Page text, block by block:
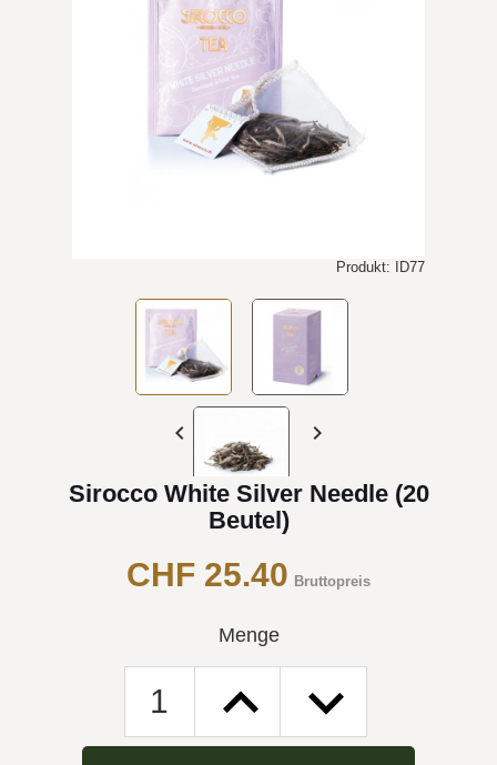
Produkt: ID77
 
Sirocco White Silver Needle (20
Beutel)
CHF 25.40 Bruttopreis
Menge